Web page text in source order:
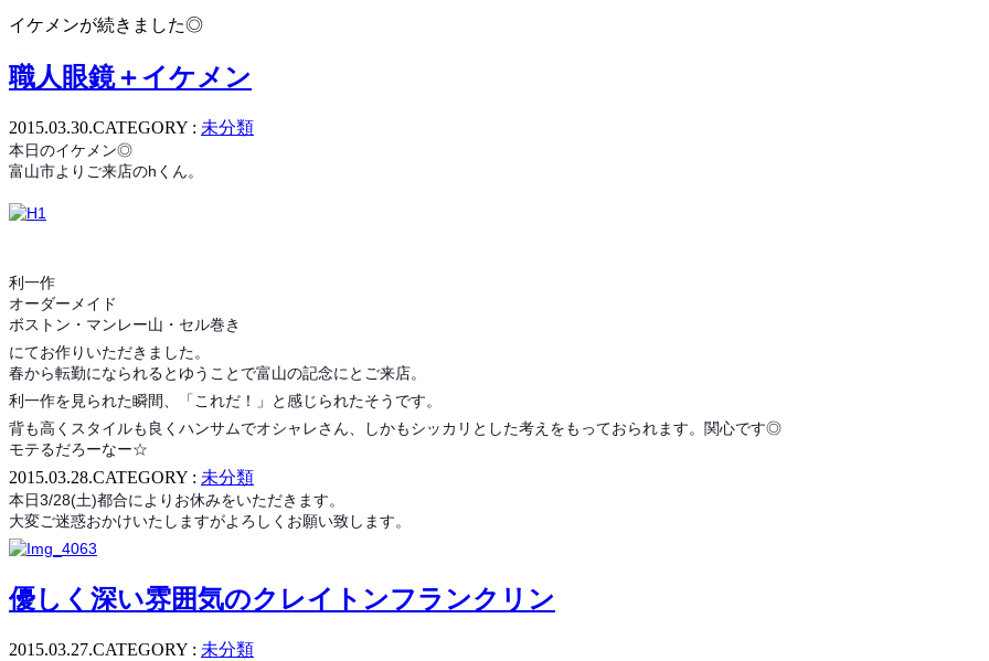
イケメンが続きました◎
職人眼鏡＋イケメン
2015.03.30.CATEGORY : 未分類
本日のイケメン◎
富山市よりご来店のhくん。
利一作
オーダーメイド
ボストン・マンレー山・セル巻き
にてお作りいただきました。
春から転勤になられるとゆうことで富山の記念にとご来店。
利一作を見られた瞬間、「これだ！」と感じられたそうです。
背も高くスタイルも良くハンサムでオシャレさん、しかもシッカリとした考えをもっておられます。関心です◎
モテるだろーなー☆
2015.03.28.CATEGORY : 未分類
本日3/28(土)都合によりお休みをいただきます。
大変ご迷惑おかけいたしますがよろしくお願い致します。
優しく深い雰囲気のクレイトンフランクリン
2015.03.27.CATEGORY : 未分類